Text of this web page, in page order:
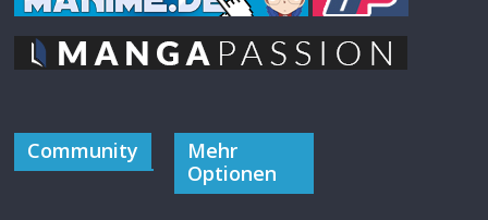
Community
Mehr
Optionen